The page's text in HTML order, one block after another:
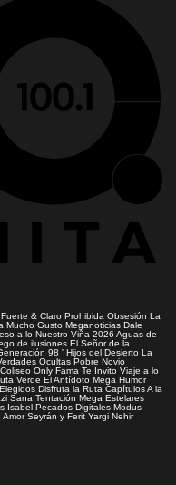
& Claro Prohibida Obsesión La
Mucho Gusto Meganoticias Dale
a lo Nuestro Viña 2026 Aguas de
de ilusiones El Señor de la
98 ' Hijos del Desierto La
Ocultas Pobre Novio
Coliseo Only Fama Te Invito Viaje a lo
Verde El Antídoto Mega Humor
Elegidos Disfruta la Ruta CapítulosA la
Sana Tentación Mega Estelares
Isabel Pecados Digitales Modus
Amor Seyrán y Ferit Yargi Nehir